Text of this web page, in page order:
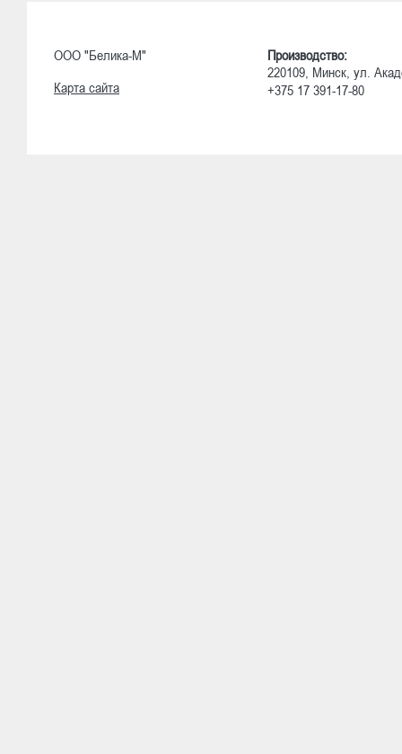
ООО "Белика-М"
Карта сайта
Производство:
220109, Минск, ул.
+375 17 391-17-80